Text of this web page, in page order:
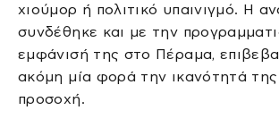
χιούμορ ή πολιτικό υπαινιγμό. Η
συνδέθηκε και με την
εμφάνισή της στο Πέραμα,
ακόμη μία φορά την ικανότητά
προσοχή.